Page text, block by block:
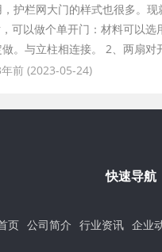
护栏网大门的样式也很多。
可以做个单开门：材料可以
。与立柱相连接。 2、两扇
前 (2023-05-24)
快速导航
页 公司简介 行业资讯 企业